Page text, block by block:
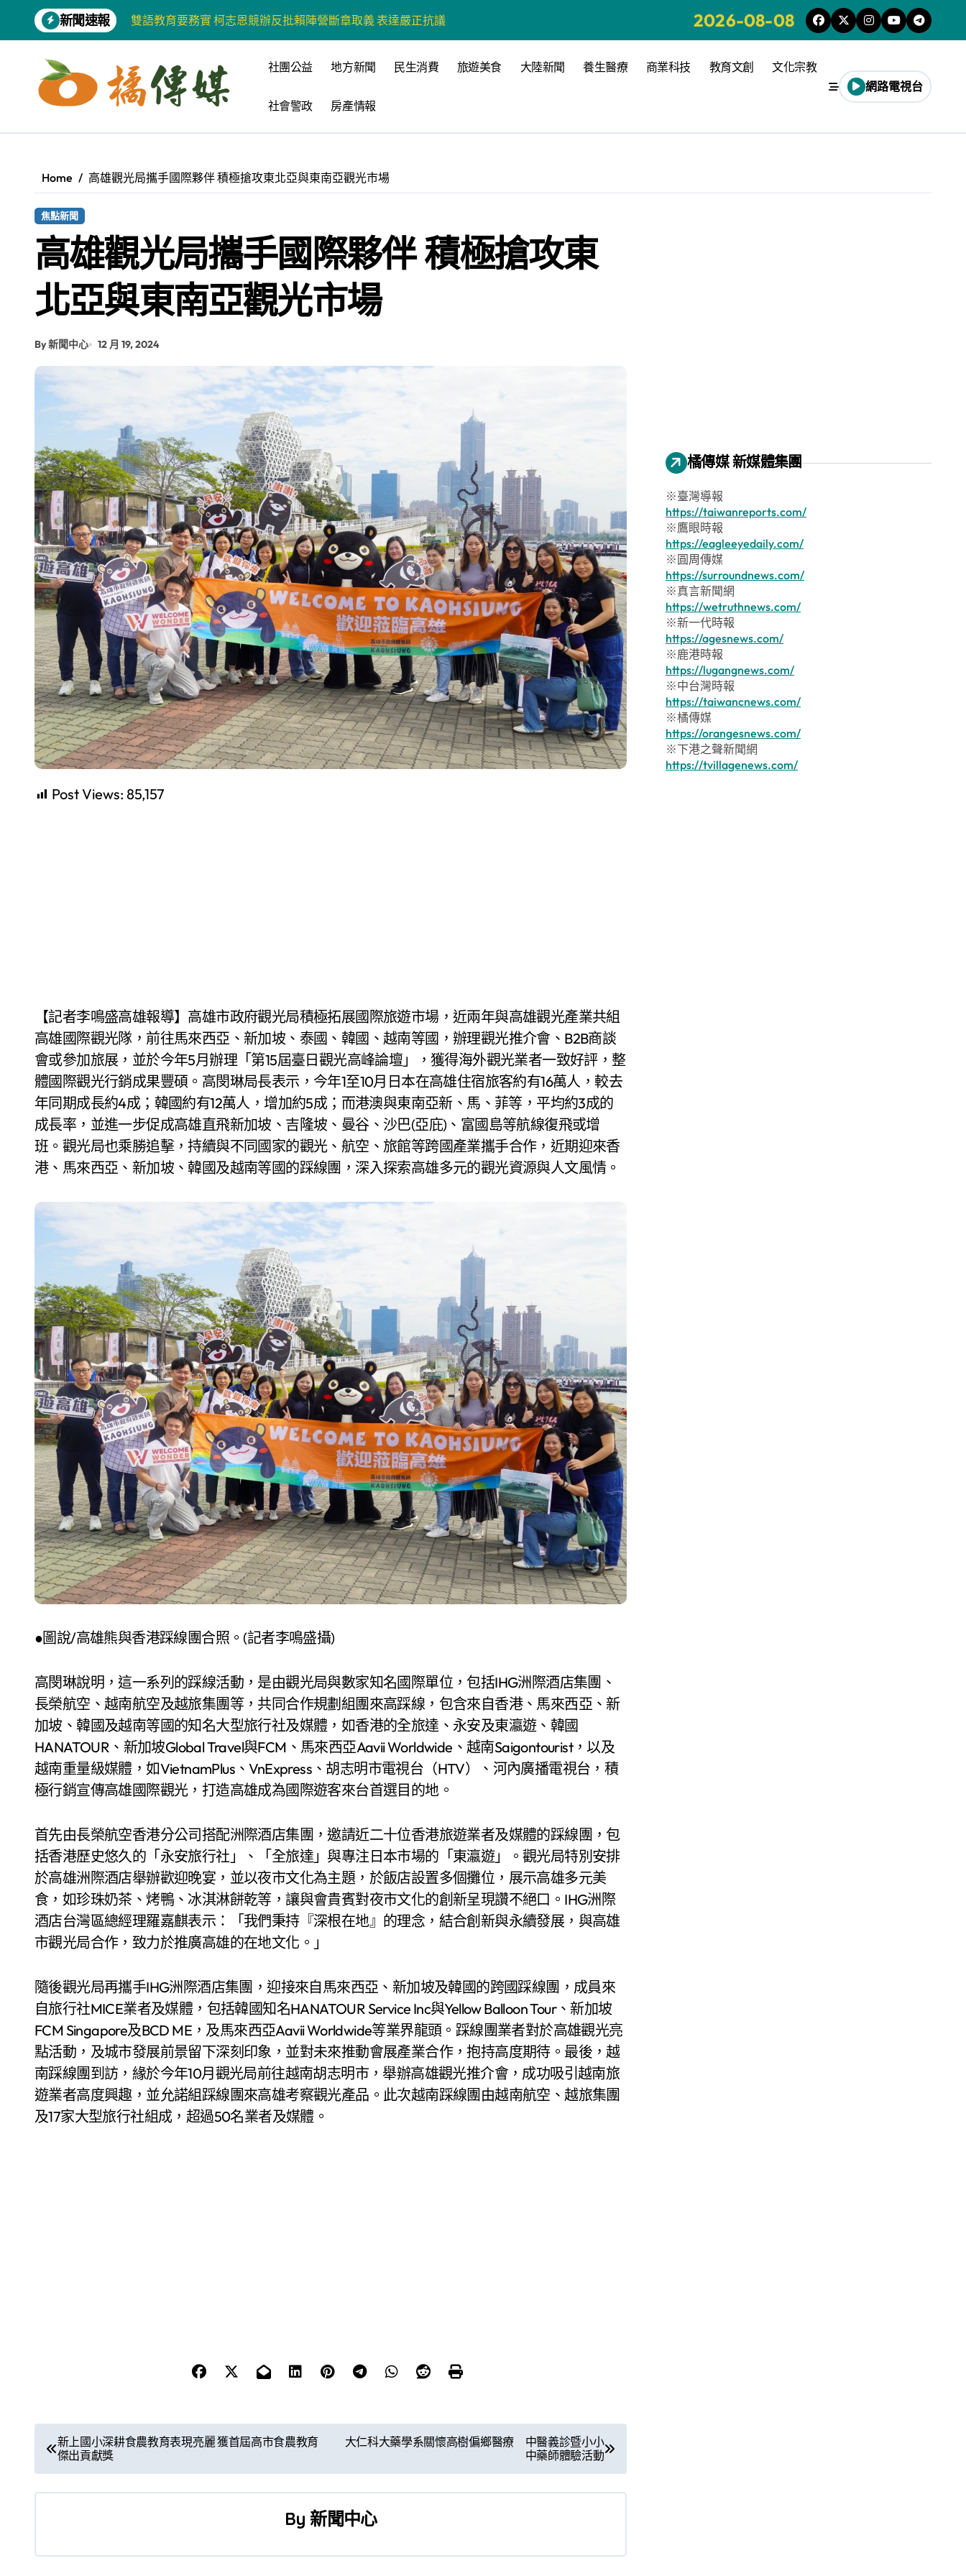
content
新聞速報
雙語教育要務實 柯志恩競辦反批賴陣營斷章取義 表達嚴正抗議
【第十四屆海峽青年薈】兩岸青年福州體驗水上運動
柯志恩競選網站正式上線 打造數位選戰新平台 公開五大亮點
兩岸青年齊聚福州共話農文旅融合發展
爭取原住民選票 柯志恩提原民5大政策 打造城鄉共好高雄
港都文藝學會首辦蓮池潭文學營 支持高雄文學再出發
高科大機電系與日本愛媛大學跨校合作 並感謝世豐螺絲捐助獎學金
《讀者》8月號新聞焦點 【錦瑟】
2026-08-08
社團公益 地方新聞 民生消費 旅遊美食 大陸新聞 養生醫療 商業科技 教育文創 文化宗教
社會警政 房產情報
網路電視台
Home 高雄觀光局攜手國際夥伴 積極搶攻東北亞與東南亞觀光市場
焦點新聞
高雄觀光局攜手國際夥伴 積極搶攻東
北亞與東南亞觀光市場
By 新聞中心 12 月 19, 2024
Post Views: 85,157
【記者李鳴盛高雄報導】高雄市政府觀光局積極拓展國際旅遊市場，近兩年與高雄觀光產業共組
高雄國際觀光隊，前往馬來西亞、新加坡、泰國、韓國、越南等國，辦理觀光推介會、B2B商談
會或參加旅展，並於今年5月辦理「第15屆臺日觀光高峰論壇」，獲得海外觀光業者一致好評，整
體國際觀光行銷成果豐碩。高閔琳局長表示，今年1至10月日本在高雄住宿旅客約有16萬人，較去
年同期成長約4成；韓國約有12萬人，增加約5成；而港澳與東南亞新、馬、菲等，平均約3成的
成長率，並進一步促成高雄直飛新加坡、吉隆坡、曼谷、沙巴(亞庇)、富國島等航線復飛或增
班。觀光局也乘勝追擊，持續與不同國家的觀光、航空、旅館等跨國產業攜手合作，近期迎來香
港、馬來西亞、新加坡、韓國及越南等國的踩線團，深入探索高雄多元的觀光資源與人文風情。
●圖說/高雄熊與香港踩線團合照。(記者李鳴盛攝)
高閔琳說明，這一系列的踩線活動，是由觀光局與數家知名國際單位，包括IHG洲際酒店集團、
長榮航空、越南航空及越旅集團等，共同合作規劃組團來高踩線，包含來自香港、馬來西亞、新
加坡、韓國及越南等國的知名大型旅行社及媒體，如香港的全旅達、永安及東瀛遊、韓國
HANATOUR、新加坡Global Travel與FCM、馬來西亞Aavii Worldwide、越南Saigontourist，以及
越南重量級媒體，如VietnamPlus、VnExpress、胡志明市電視台（HTV）、河內廣播電視台，積
極行銷宣傳高雄國際觀光，打造高雄成為國際遊客來台首選目的地。
首先由長榮航空香港分公司搭配洲際酒店集團，邀請近二十位香港旅遊業者及媒體的踩線團，包
括香港歷史悠久的「永安旅行社」、「全旅達」與專注日本市場的「東瀛遊」。觀光局特別安排
於高雄洲際酒店舉辦歡迎晚宴，並以夜市文化為主題，於飯店設置多個攤位，展示高雄多元美
食，如珍珠奶茶、烤鴨、冰淇淋餅乾等，讓與會貴賓對夜市文化的創新呈現讚不絕口。IHG洲際
酒店台灣區總經理羅嘉麒表示：「我們秉持『深根在地』的理念，結合創新與永續發展，與高雄
市觀光局合作，致力於推廣高雄的在地文化。」
隨後觀光局再攜手IHG洲際酒店集團，迎接來自馬來西亞、新加坡及韓國的跨國踩線團，成員來
自旅行社MICE業者及媒體，包括韓國知名HANATOUR Service Inc與Yellow Balloon Tour、新加坡
FCM Singapore及BCD ME，及馬來西亞Aavii Worldwide等業界龍頭。踩線團業者對於高雄觀光亮
點活動，及城市發展前景留下深刻印象，並對未來推動會展產業合作，抱持高度期待。最後，越
南踩線團到訪，緣於今年10月觀光局前往越南胡志明市，舉辦高雄觀光推介會，成功吸引越南旅
遊業者高度興趣，並允諾組踩線團來高雄考察觀光產品。此次越南踩線團由越南航空、越旅集團
及17家大型旅行社組成，超過50名業者及媒體。
文
章
導
新上國小深耕食農教育表現亮麗 獲首屆高市食農教育
傑出貢獻獎
大仁科大藥學系關懷高樹偏鄉醫療 中醫義診暨小小
中藥師體驗活動
By 新聞中心
橘傳媒 新媒體集團
※臺灣導報
https://taiwanreports.com/
※鷹眼時報
https://eagleeyedaily.com/
※圓周傳媒
https://surroundnews.com/
※真言新聞網
https://wetruthnews.com/
※新一代時報
https://agesnews.com/
※鹿港時報
https://lugangnews.com/
※中台灣時報
https://taiwancnews.com/
※橘傳媒
https://orangesnews.com/
※下港之聲新聞網
https://tvillagenews.com/